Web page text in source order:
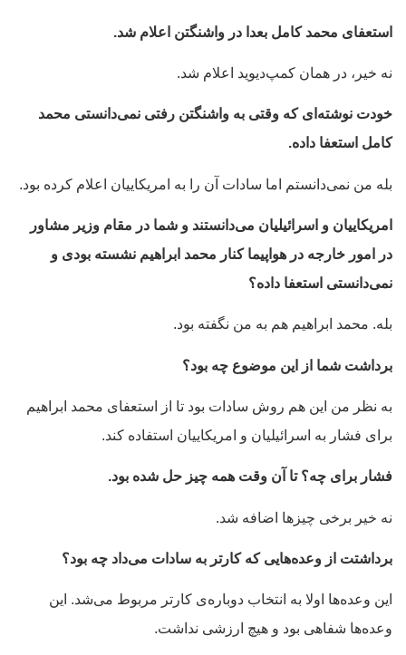
استعفای محمد کامل بعدا در واشنگتن اعلام شد.
نه خیر، در همان کمپ‌دیوید اعلام شد.
خودت نوشته‌ای که وقتی به واشنگتن رفتی نمی‌دانستی محمد
کامل استعفا داده.
بله من نمی‌دانستم اما سادات آن را به امریکاییان اعلام کرده بود.
امریکاییان و اسرائیلیان می‌دانستند و شما در مقام وزیر مشاور
در امور خارجه در هواپیما کنار محمد ابراهیم نشسته بودی و
نمی‌دانستی استعفا داده؟
بله. محمد ابراهیم هم به من نگفته بود.
برداشت شما از این موضوع چه بود؟
به نظر من این هم روش سادات بود تا از استعفای محمد ابراهیم
برای فشار به اسرائیلیان و امریکاییان استفاده کند.
فشار برای چه؟ تا آن وقت همه چیز حل شده بود.
نه خیر برخی چیزها اضافه شد.
برداشتت از وعده‌هایی که کارتر به سادات می‌داد چه بود؟
این وعده‌ها اولا به انتخاب دوباره‌ی کارتر مربوط می‌شد. این
وعده‌ها شفاهی بود و هیچ ارزشی نداشت.